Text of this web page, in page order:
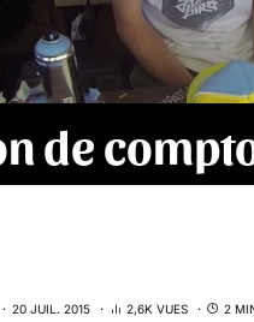
de
20 JUIL. 2015 2,6K VUES 2